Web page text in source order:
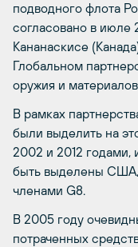
подводного флота
согласовано в июле
Кананаскисе
Глобальном
оружия и
В рамках
были выделить на
2002 и 2012 годами,
быть выделены США,
членами G8.
В 2005 году
потраченных